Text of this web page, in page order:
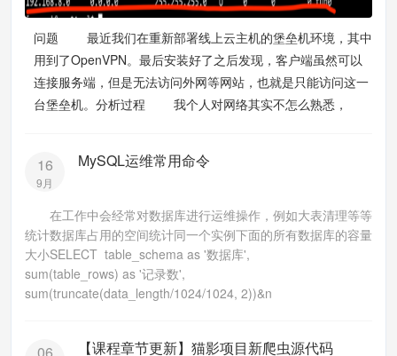
问题 最近我们在重新部署线上云主机的堡垒机环境，其中
用到了OpenVPN。最后安装好了之后发现，客户端虽然可以
连接服务端，但是无法访问外网等网站，也就是只能访问这一
台堡垒机。分析过程 我个人对网络其实不怎么熟悉，
16
9月
MySQL运维常用命令
在工作中会经常对数据库进行运维操作，例如大表清理等等
统计数据库占用的空间统计同一个实例下面的所有数据库的容量
大小SELECT table_schema as '数据库',
sum(table_rows) as '记录数',
sum(truncate(data_length/1024/1024, 2))&n
【课程章节更新】猫影项目新爬虫源代码